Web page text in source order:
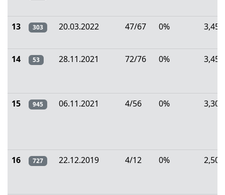
13 303 20.03.2022 47/67 0% 3,45
14 53 28.11.2021 72/76 0% 3,45
15 945 06.11.2021 4/56 0% 3,30
16 727 22.12.2019 4/12 0% 2,50